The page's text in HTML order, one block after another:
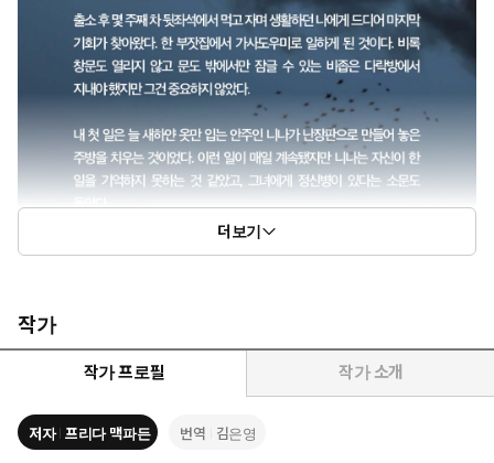
더보기
작가
작가 프로필 작가 소개
저자 프리다 맥파든 번역 김은영